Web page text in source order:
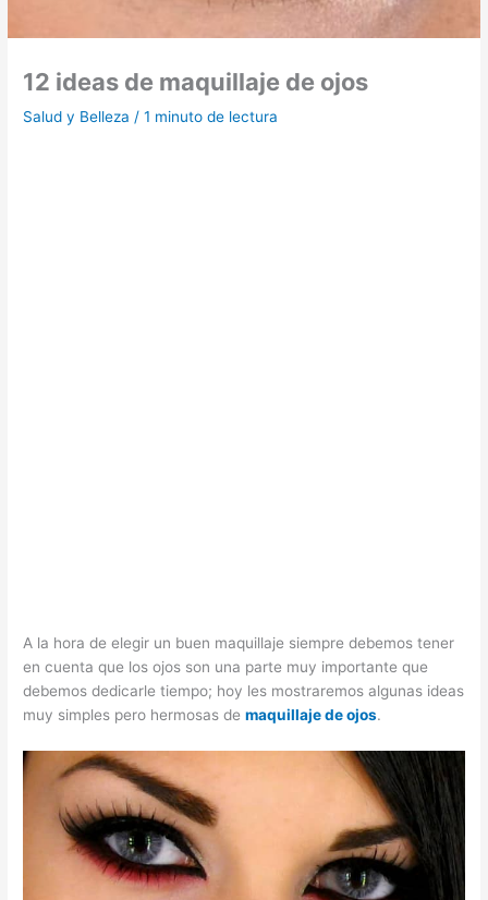
12 ideas de maquillaje de ojos
Salud y Belleza /1 minuto de lectura
A la hora de elegir un buen maquillaje siempre debemos tener
en cuenta que los ojos son una parte muy importante que
debemos dedicarle tiempo; hoy les mostraremos algunas ideas
muy simples pero hermosas demaquillaje de ojos.